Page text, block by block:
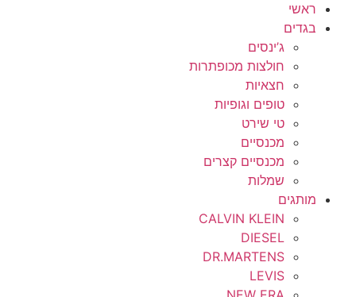
ראשי
בגדים
ג’ינסים
חולצות מכופתרות
חצאיות
טופים וגופיות
טי שירט
מכנסיים
מכנסיים קצרים
שמלות
מותגים
CALVIN KLEIN
DIESEL
DR.MARTENS
LEVIS